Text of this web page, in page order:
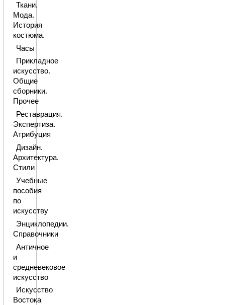
Ткани.
Мода.
История
костюма.
Часы
Прикладное
искусство.
Общие
сборники.
Прочее
Реставрация.
Экспертиза.
Атрибуция
Дизайн.
Архитектура.
Стили
Учебные
пособия
по
искусству
Энциклопедии.
Справочники
Античное
и
средневековое
искусство
Искусство
Востока